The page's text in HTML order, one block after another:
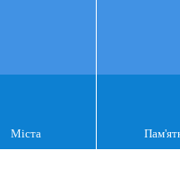
Міста